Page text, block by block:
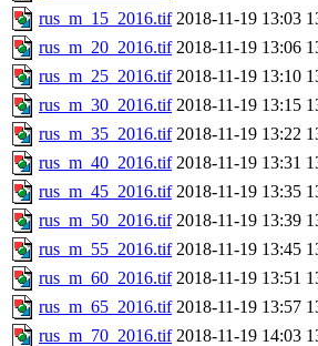
rus_m_15_2016.tif 2018-11-19 13:03
rus_m_20_2016.tif 2018-11-19 13:06
rus_m_25_2016.tif 2018-11-19 13:10
rus_m_30_2016.tif 2018-11-19 13:15
rus_m_35_2016.tif 2018-11-19 13:22
rus_m_40_2016.tif 2018-11-19 13:31
rus_m_45_2016.tif 2018-11-19 13:35
rus_m_50_2016.tif 2018-11-19 13:39
rus_m_55_2016.tif 2018-11-19 13:45
rus_m_60_2016.tif 2018-11-19 13:51
rus_m_65_2016.tif 2018-11-19 13:57
rus_m_70_2016.tif 2018-11-19 14:03